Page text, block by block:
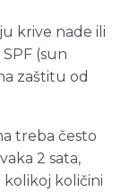
krive nade ili
(sun
zaštitu od
treba često
2 sata,
kolikoj količini